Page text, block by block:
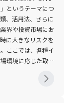
「ヒストリカルボ
た「インプライド
ストリカルボラテ
に計算され、統計
ます。一方、イ
格から逆算するこ
ティ」に対する期
、投資の判断材料
というテーマにつ
、活用法、さらに
界や投資市場にお
に大きなリスクを
ここでは、各種イ
環境に応じた取引
で不可欠となる情